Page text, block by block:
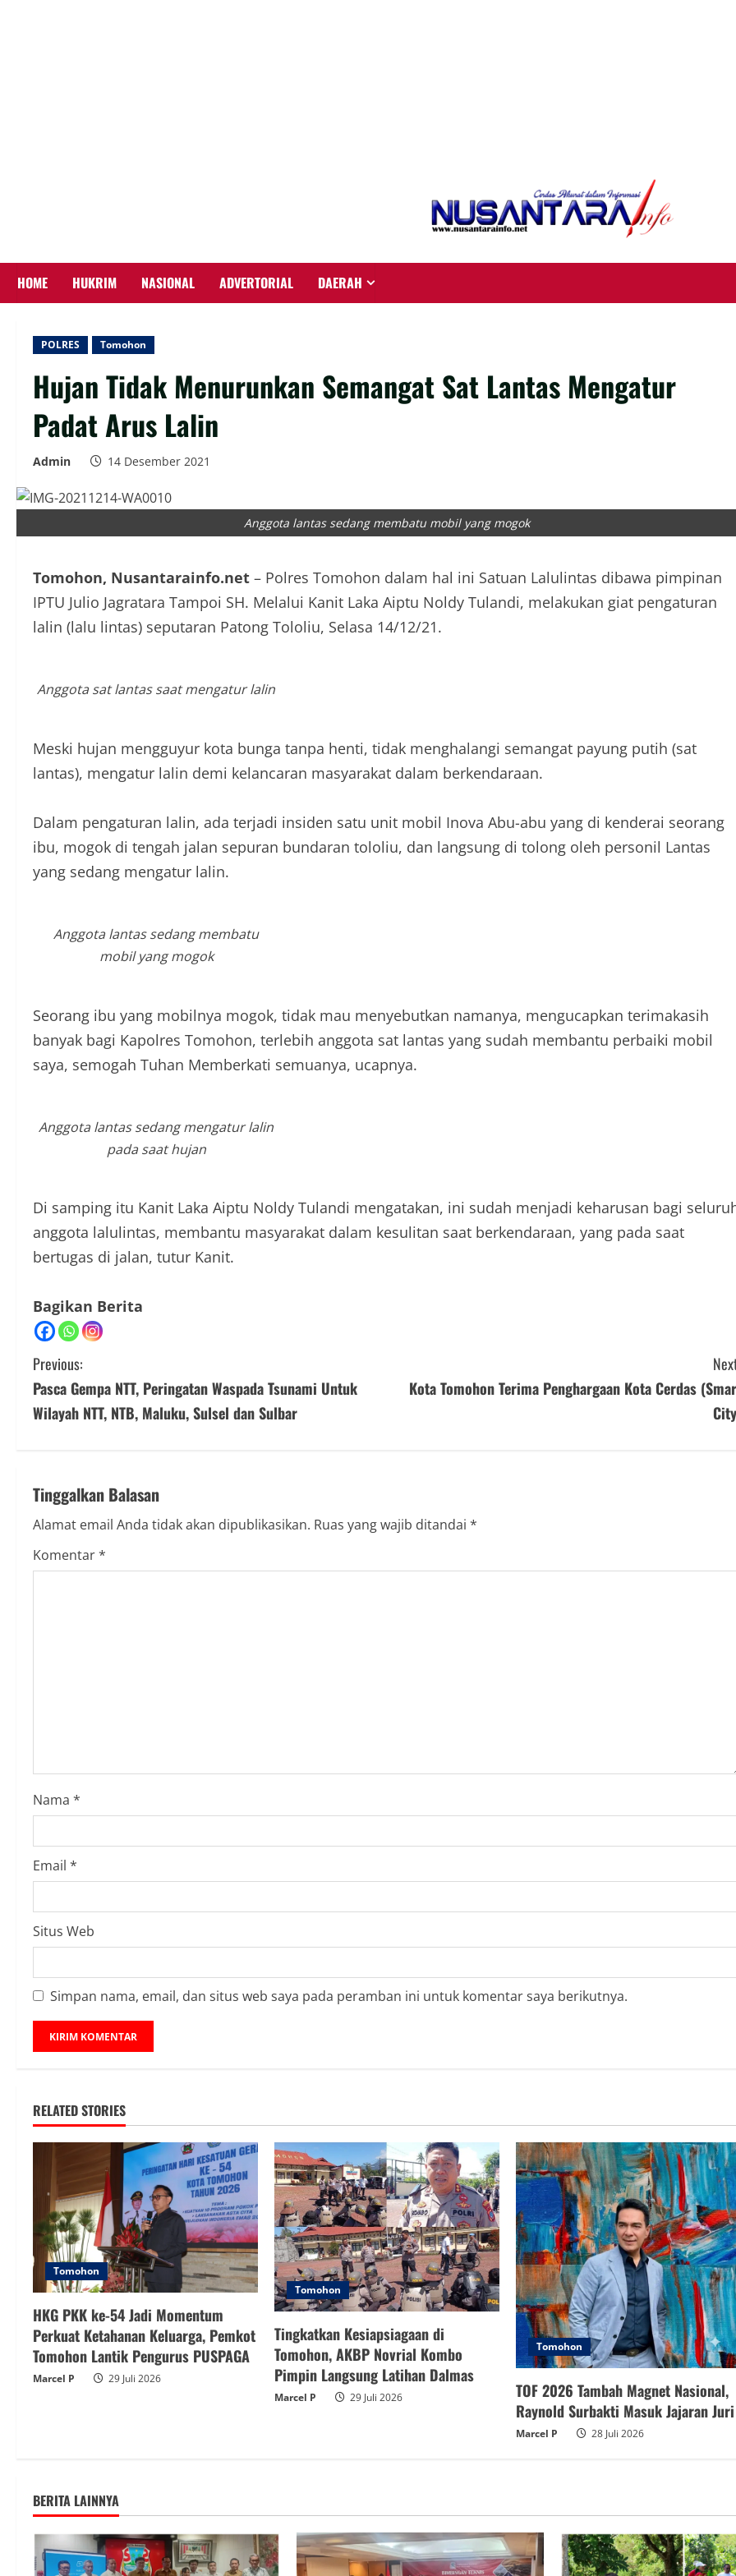
HOME HUKRIM NASIONAL ADVERTORIAL DAERAH
POLRES Tomohon
Hujan Tidak Menurunkan Semangat Sat Lantas Mengatur
Padat Arus Lalin
Admin 14 Desember 2021
Anggota lantas sedang membatu mobil yang mogok
Tomohon, Nusantarainfo.net – Polres Tomohon dalam hal ini Satuan Lalulintas dibawa pimpinan
IPTU Julio Jagratara Tampoi SH. Melalui Kanit Laka Aiptu Noldy Tulandi, melakukan giat pengaturan
lalin (lalu lintas) seputaran Patong Tololiu, Selasa 14/12/21.
Anggota sat lantas saat mengatur lalin
Meski hujan mengguyur kota bunga tanpa henti, tidak menghalangi semangat payung putih (sat
lantas), mengatur lalin demi kelancaran masyarakat dalam berkendaraan.
Dalam pengaturan lalin, ada terjadi insiden satu unit mobil Inova Abu-abu yang di kenderai seorang
ibu, mogok di tengah jalan sepuran bundaran tololiu, dan langsung di tolong oleh personil Lantas
yang sedang mengatur lalin.
Anggota lantas sedang membatu
mobil yang mogok
Seorang ibu yang mobilnya mogok, tidak mau menyebutkan namanya, mengucapkan terimakasih
banyak bagi Kapolres Tomohon, terlebih anggota sat lantas yang sudah membantu perbaiki mobil
saya, semogah Tuhan Memberkati semuanya, ucapnya.
Anggota lantas sedang mengatur lalin
pada saat hujan
Di samping itu Kanit Laka Aiptu Noldy Tulandi mengatakan, ini sudah menjadi keharusan bagi
anggota lalulintas, membantu masyarakat dalam kesulitan saat berkendaraan, yang pada saat
bertugas di jalan, tutur Kanit.
Bagikan Berita
C
o
i
n
u
i
n
g
Previous:
Pasca Gempa NTT, Peringatan Waspada Tsunami Untuk
Wilayah NTT, NTB, Maluku, Sulsel dan Sulbar
Kota Tomohon Terima Penghargaan Kota Cerdas
Tinggalkan Balasan
Alamat email Anda tidak akan dipublikasikan. Ruas yang wajib ditandai *
Komentar*
Nama *
Email *
Situs Web
Simpan nama, email, dan situs web saya pada peramban ini untuk komentar saya berikutnya.
RELATED STORIES
Tomohon
HKG PKK ke-54 Jadi Momentum
Perkuat Ketahanan Keluarga, Pemkot
Tomohon Lantik Pengurus PUSPAGA
Marcel P 29 Juli 2026
Tomohon
Tingkatkan Kesiapsiagaan di
Tomohon, AKBP Novrial Kombo
Pimpin Langsung Latihan Dalmas
Marcel P 29 Juli 2026
Tomohon
TOF 2026 Tambah Magnet Nasional,
Raynold Surbakti Masuk Jajaran Juri
Marcel P 28 Juli 2026
BERITA LAINNYA